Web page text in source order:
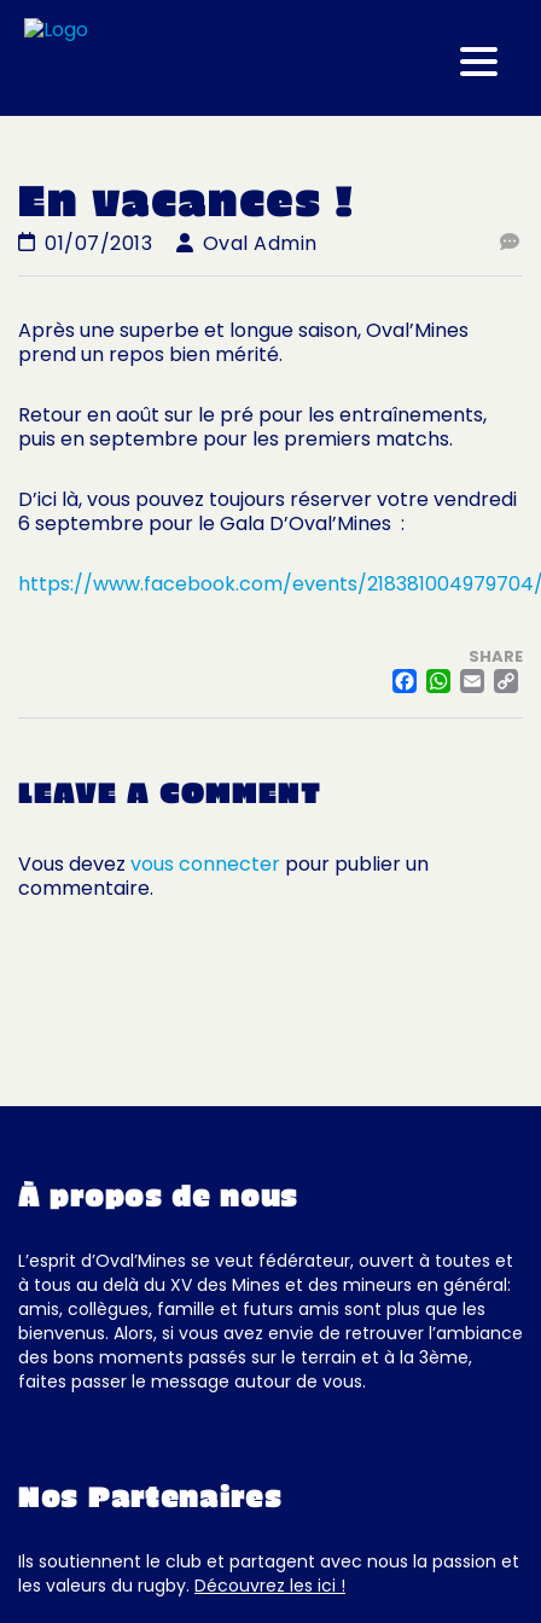
En vacances !
01/07/2013 Oval Admin
Après une superbe et longue saison, Oval’Mines
prend un repos bien mérité.
Retour en août sur le pré pour les entraînements,
puis en septembre pour les premiers matchs.
D’ici là, vous pouvez toujours réserver votre vendredi
6 septembre pour le Gala D’Oval’Mines :
https://www.facebook.com/events/
SHARE
LEAVE A COMMENT
Vous devez vous connecter pour publier un
commentaire.
À propos de nous
L’esprit d’Oval’Mines se veut fédérateur, ouvert à toutes et
à tous au delà du XV des Mines et des mineurs en général:
amis, collègues, famille et futurs amis sont plus que les
bienvenus. Alors, si vous avez envie de retrouver l’ambiance
des bons moments passés sur le terrain et à la 3ème,
faites passer le message autour de vous.
Nos Partenaires
Ils soutiennent le club et partagent avec nous la passion et
les valeurs du rugby. Découvrez les ici !